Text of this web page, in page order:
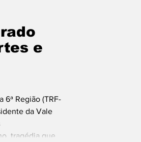
e
6ª Região (TRF-
da Vale
tragédia que